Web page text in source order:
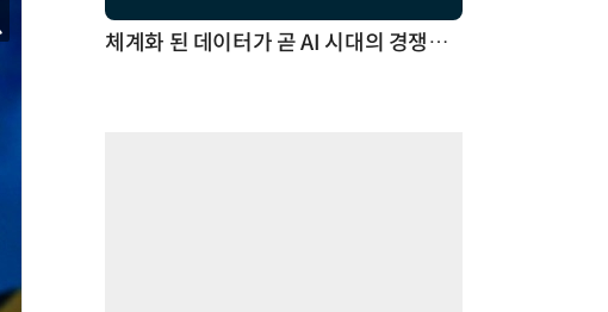
체계화 된 데이터가 곧 AI 시대의 경쟁력이다